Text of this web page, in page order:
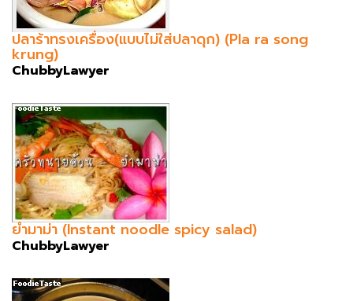
ปลาร้าทรงเครื่อง(แบบไม่ใส่ปลาดุก) (Pla ra song
krung)
ChubbyLawyer
ยำมาม่า (Instant noodle spicy salad)
ChubbyLawyer